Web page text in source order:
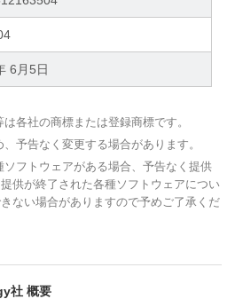
6月5日
各社の商標または登録商標です。
予告なく変更する場合があります。
フトウェアがある場合、予告なく提供
供が終了された各種ソフトウェアについ
ない場合がありますので予めご了承くだ
社 概要